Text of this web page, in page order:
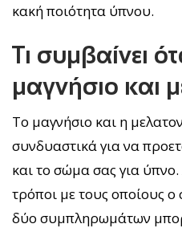
κακή ποιότητα ύπνου.
Τι συμβαίνει
μαγνήσιο και
Το μαγνήσιο και η
συνδυαστικά για να
και το σώμα σας για
τρόποι με τους οποίους
δύο συμπληρωμάτων